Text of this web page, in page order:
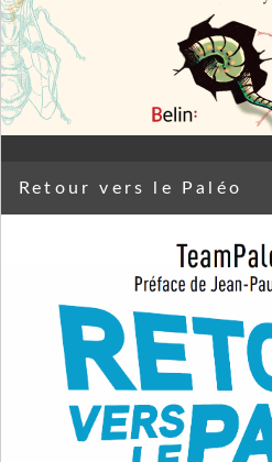
Retour vers le Paléo